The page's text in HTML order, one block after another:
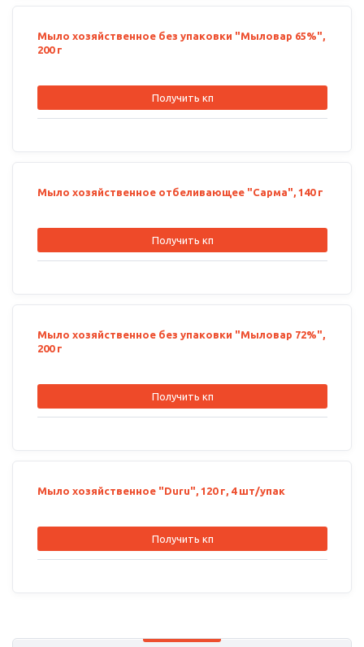
Мыло хозяйственное без упаковки "Мыловар 65%",
200 г
Получить кп
Мыло хозяйственное отбеливающее "Сарма", 140 г
Получить кп
Мыло хозяйственное без упаковки "Мыловар 72%",
200 г
Получить кп
Мыло хозяйственное "Duru", 120 г, 4 шт/упак
Получить кп